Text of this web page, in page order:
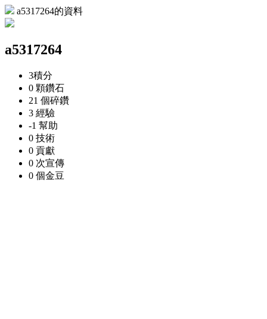
a5317264的資料
a5317264
3積分
0 顆鑽石
21 個碎鑽
3 經驗
-1 幫助
0 技術
0 貢獻
0 次宣傳
0 個金豆